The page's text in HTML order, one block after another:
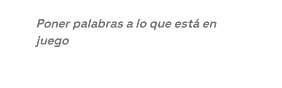
Poner palabras a lo que está en
juego